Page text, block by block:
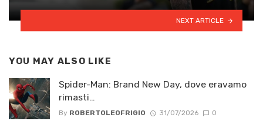
NEXT ARTICLE
YOU MAY ALSO LIKE
Spider-Man: Brand New Day, dove eravamo
rimasti…
By ROBERTOLEOFRIGIO 31/07/2026 0